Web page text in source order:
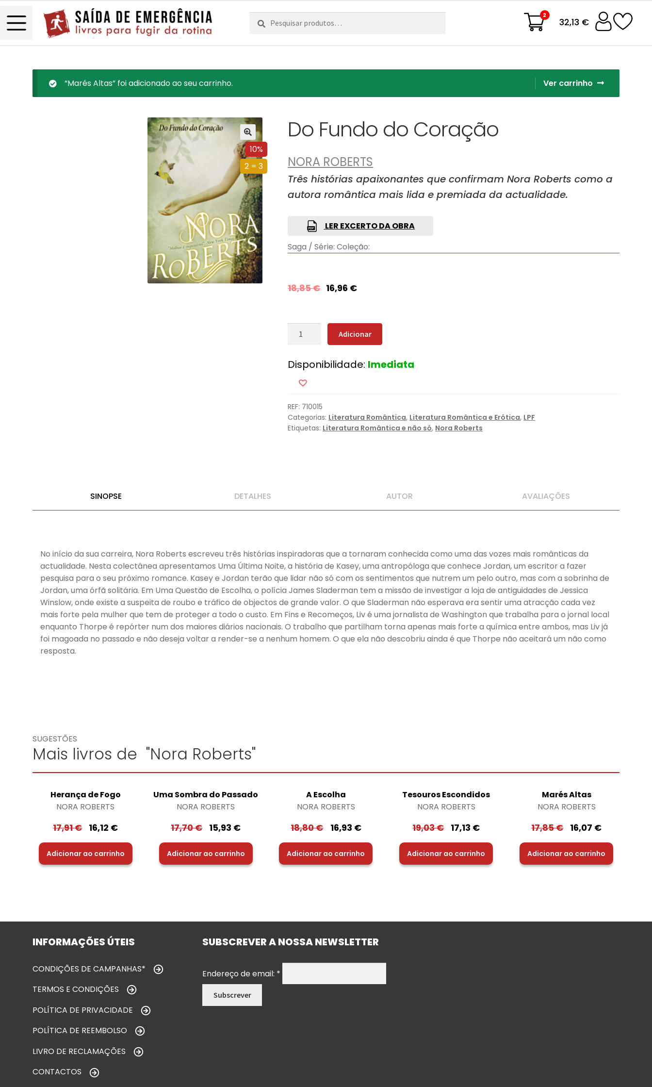
Pesquisar
por:
Pesquisa 2
32,13 €
Ver carrinho
“Marés Altas” foi adicionado ao seu carrinho.
10%
2 = 3
Do Fundo do Coração
NORA ROBERTS
Três histórias apaixonantes que confirmam Nora Roberts como a
autora romântica mais lida e premiada da actualidade.
LER EXCERTO DA OBRA
Saga / Série: Coleção:
18,85€ 16,96 €
Quantidade
Fundo
Coração
Adicionar
Disponibilidade: Imediata
REF: 710015
Categorias: Literatura Romântica, Literatura Romântica e Erótica, LPF
Etiquetas: Literatura Romântica e não só, Nora Roberts
SINOPSE DETALHES AUTOR AVALIAÇÕES
No início da sua carreira, Nora Roberts escreveu três histórias inspiradoras que a tornaram conhecida como uma das vozes mais românticas da
actualidade. Nesta colectânea apresentamos Uma Última Noite, a história de Kasey, uma antropóloga que conhece Jordan, um escritor a fazer
pesquisa para o seu próximo romance. Kasey e Jordan terão que lidar não só com os sentimentos que nutrem um pelo outro, mas com a sobrinha de
Jordan, uma órfã solitária. Em Uma Questão de Escolha, o polícia James Sladerman tem a missão de investigar a loja de antiguidades de Jessica
Winslow, onde existe a suspeita de roubo e tráfico de objectos de grande valor. O que Sladerman não esperava era sentir uma atracção cada vez
mais forte pela mulher que tem de proteger a todo o custo. Em Fins e Recomeços, Liv é uma jornalista de Washington que trabalha para o jornal local
enquanto Thorpe é repórter num dos maiores diários nacionais. O trabalho que partilham torna apenas mais forte a química entre ambos, mas Liv já
foi magoada no passado e não deseja voltar a render-se a nenhum homem. O que ela não descobriu ainda é que Thorpe não aceitará um não como
resposta.
SUGESTÕES
Mais livros de "Nora Roberts"
Herança de Fogo
NORA ROBERTS
17,91€ 16,12 €
Adicionar ao carrinho
Uma Sombra do Passado
NORA ROBERTS
17,70€ 15,93 €
Adicionar ao carrinho
A Escolha
NORA ROBERTS
18,80€ 16,93 €
Adicionar ao carrinho
Tesouros Escondidos
NORA ROBERTS
19,03€ 17,13 €
Adicionar ao carrinho
Marés Altas
NORA ROBERTS
17,85€ 16,07 €
Adicionar ao carrinho
INFORMAÇÕES ÚTEIS
CONDIÇÕES DE CAMPANHAS*
TERMOS E CONDIÇÕES
POLÍTICA DE PRIVACIDADE
POLÍTICA DE REEMBOLSO
LIVRO DE RECLAMAÇÕES
CONTACTOS
SUBSCREVER A NOSSA NEWSLETTER
Endereço de email: *